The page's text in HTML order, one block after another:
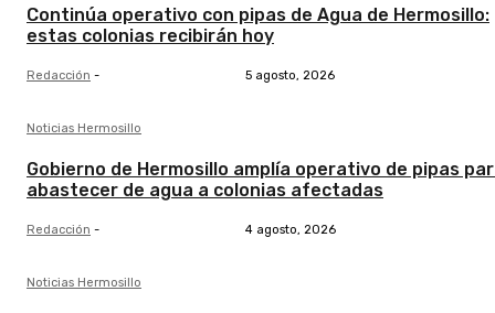
Continúa operativo con pipas de Agua de Hermosillo:
estas colonias recibirán hoy
Redacción - 5 agosto, 2026
Noticias Hermosillo
Gobierno de Hermosillo amplía operativo de pipas
abastecer de agua a colonias afectadas
Redacción - 4 agosto, 2026
Noticias Hermosillo